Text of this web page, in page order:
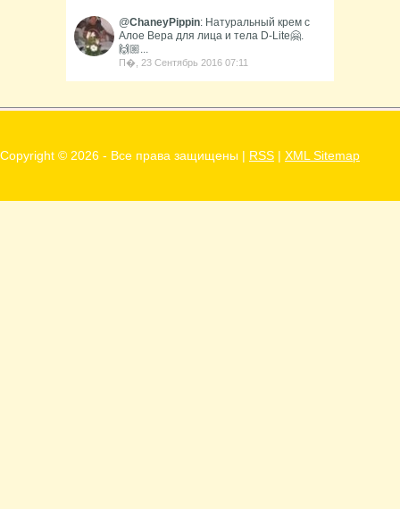
@ChaneyPippin: Натуральный крем с
Алое Вера для лица и тела D-Lite🤗.
🙌🏼...
П�, 23 Сентябрь 2016 07:11
Copyright © 2026 - Все права защищены | RSS | XML Sitemap